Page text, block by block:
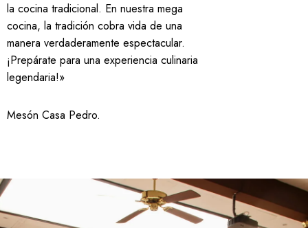
la cocina tradicional. En nuestra mega
cocina, la tradición cobra vida de una
manera verdaderamente espectacular.
¡Prepárate para una experiencia culinaria
legendaria!»
Mesón Casa Pedro.